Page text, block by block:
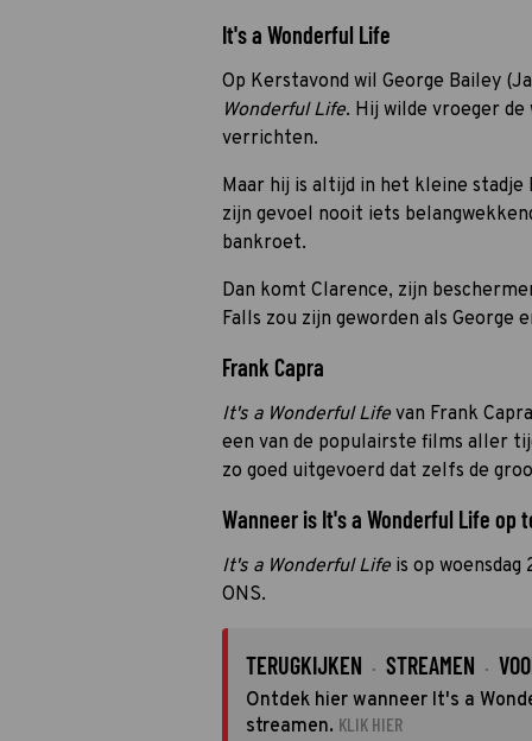
It's a Wonderful Life
Op Kerstavond wil George Bailey
Wonderful Life. Hij wilde vroeger
verrichten.
Maar hij is altijd in het kleine
zijn gevoel nooit iets
bankroet.
Dan komt Clarence, zijn
Falls zou zijn geworden als George
Frank Capra
It's a Wonderful Life van Frank
een van de populairste films aller
zo goed uitgevoerd dat zelfs de
Wanneer is It's a Wonderful Life op
It's a Wonderful Life is op
ONS.
TERUGKIJKEN · STREAMEN ·
Ontdek hier wanneer It's a
streamen. KLIK HIER